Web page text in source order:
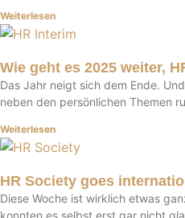
Weiterlesen
Wie geht es 2025 weiter,
Das Jahr neigt sich dem Ende.
neben den persönlichen Themen
Weiterlesen
HR Society goes
Diese Woche ist wirklich etwas
konnten es selbst erst gar nicht